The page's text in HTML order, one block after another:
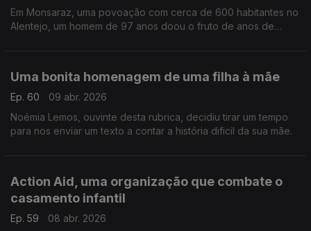
Em Monsaraz, uma povoação com cerca de 600 habitantes no
Alentejo, um homem de 97 anos doou o fruto de anos de
Uma bonita homenagem de uma filha à mãe
Ep. 60
09 abr. 2026
Noémia Lemos, ouvinte desta rubrica, decidiu tirar um tempo
para nos enviar um texto a contar a história dificil da sua mãe.
Action Aid, uma organização que combate o
casamento infantil
Ep. 59
08 abr. 2026